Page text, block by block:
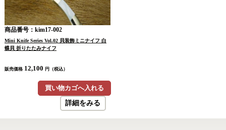
商品番号：kim17-002
Mini Knife Series Vol.02 貝装飾ミニナイフ 白
蝶貝 折りたたみナイフ
販売価格 12,100 円（税込）
買い物カゴへ入れる
詳細をみる